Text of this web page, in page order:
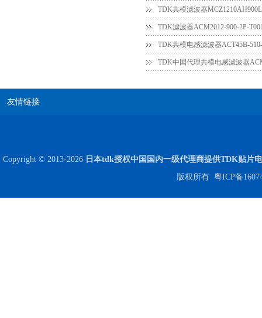
TDK共模滤波器
TDK滤波器ACM2012-900-2P-
TDK共模电感滤波器ACT45B-
友情链接
Copyright © 2013-2026 日本tdk授权中国国内一级代理商提供TDK贴片
版权所有 粤ICP备